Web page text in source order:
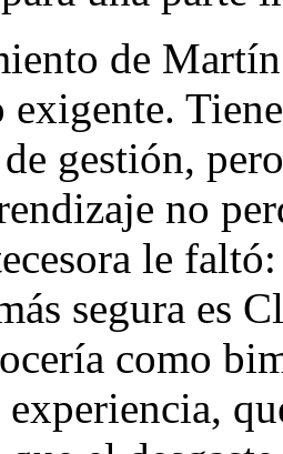
de
gestión,
no
le
segura es
como